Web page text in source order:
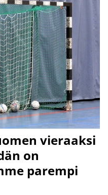
vieraaksi
on
parempi